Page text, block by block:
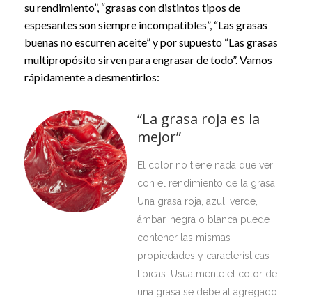
su rendimiento”, “grasas con distintos tipos de
espesantes son siempre incompatibles”, “Las grasas
buenas no escurren aceite” y por supuesto “Las grasas
multipropósito sirven para engrasar de todo”. Vamos
rápidamente a desmentirlos:
“La grasa roja es la
mejor”
El color no tiene nada que ver
con el rendimiento de la grasa.
Una grasa roja, azul, verde,
ámbar, negra o blanca puede
contener las mismas
propiedades y características
típicas. Usualmente el color de
una grasa se debe al agregado